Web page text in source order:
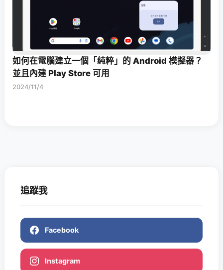
如何在電腦建立一個「純粹」的 Android 模擬器？
並且內建 Play Store 可用
2024/11/4
追蹤我
Facebook
Instagram